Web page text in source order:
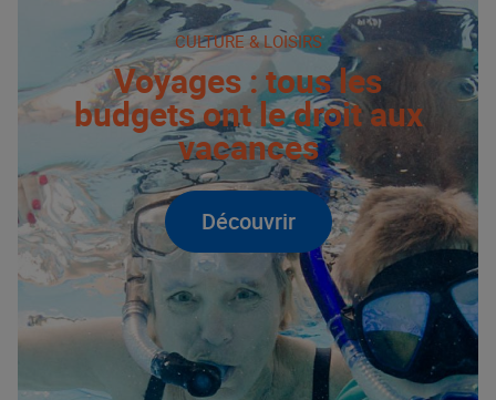
CULTURE & LOISIRS
Voyages : tous les
budgets ont le droit aux
vacances
Découvrir